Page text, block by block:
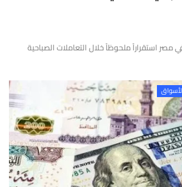
مصر استقراراً ملحوظاً خلال التعاملات الصباحية